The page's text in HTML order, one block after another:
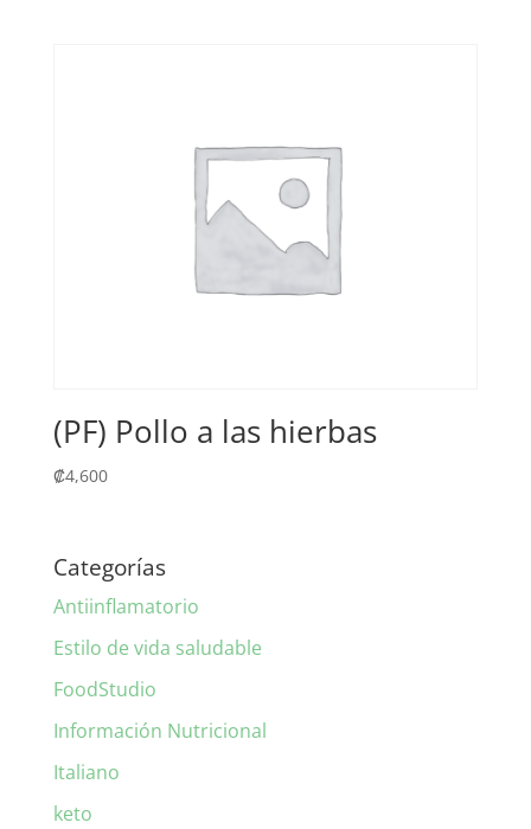
(PF) Pollo a las hierbas
₡4,600
Categorías
Antiinflamatorio
Estilo de vida saludable
FoodStudio
Información Nutricional
Italiano
keto